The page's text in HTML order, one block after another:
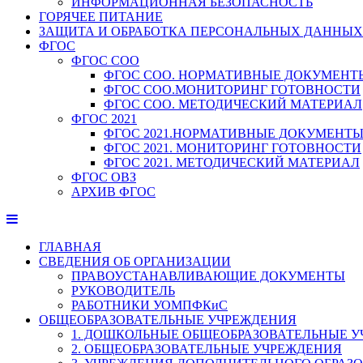
ГОРЯЧЕЕ ПИТАНИЕ
ЗАЩИТА И ОБРАБОТКА ПЕРСОНАЛЬНЫХ ДАННЫХ
ФГОС
ФГОС СОО
ФГОС СОО. НОРМАТИВНЫЕ
ФГОС СОО.МОНИТОРИНГ ГОТОВНОСТИ
ФГОС СОО. МЕТОДИЧЕСКИЙ МАТЕРИАЛ
ФГОС 2021
ФГОС 2021.НОРМАТИВНЫЕ ДОКУМЕНТЫ
ФГОС 2021. МОНИТОРИНГ ГОТОВНОСТИ
ФГОС 2021. МЕТОДИЧЕСКИЙ МАТЕРИАЛ
ФГОС ОВЗ
АРХИВ ФГОС
ГЛАВНАЯ
СВЕДЕНИЯ ОБ ОРГАНИЗАЦИИ
ПРАВОУСТАНАВЛИВАЮЩИЕ ДОКУМЕНТЫ
РУКОВОДИТЕЛЬ
РАБОТНИКИ УОМПФКиС
ОБЩЕОБРАЗОВАТЕЛЬНЫЕ УЧРЕЖДЕНИЯ
1. ДОШКОЛЬНЫЕ ОБЩЕОБРАЗОВАТЕЛЬНЫЕ
2. ОБЩЕОБРАЗОВАТЕЛЬНЫЕ УЧРЕЖДЕНИЯ